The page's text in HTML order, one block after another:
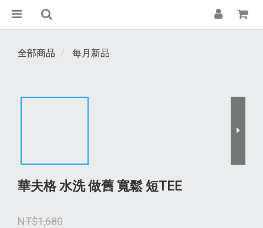
全部商品 每月新品
華夫格 水洗 做舊 寬鬆 短TEE
NT$1,680